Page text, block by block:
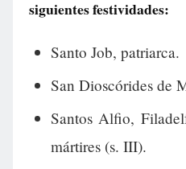
siguientes festividades:
Santo Job, patriarca.
San Dioscórides de
Santos Alfio,
mártires (s. III).